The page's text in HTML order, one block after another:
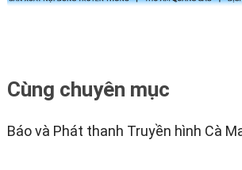
Cùng chuyên mục
Báo và Phát thanh Truyền hình Cà